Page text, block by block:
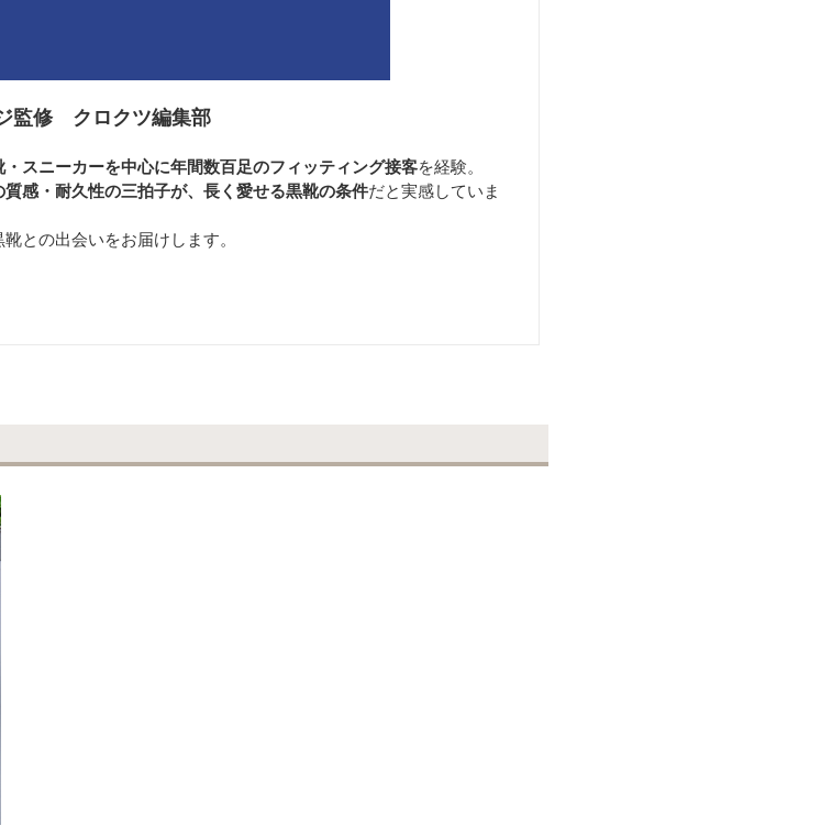
監修 クロクツ編集部
・スニーカーを中心に年間数百足のフィッティング接客を経験。
感・耐久性の三拍子が、長く愛せる黒靴の条件だと実感していま
との出会いをお届けします。